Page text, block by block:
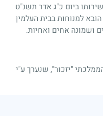
ביום כ"ג אדר תשנ"ט
למנוחות בבית העלמין
ושמונה אחים ואחיות.
"יזכור", שנערך ע"י